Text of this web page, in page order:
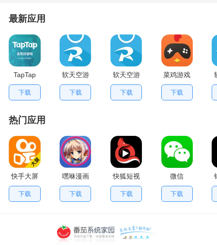
最新应用
TapTap
V2.84.0
手机版
下载
软天空游
戏盒应用
下载
软天空游
戏大全
App
下载
菜鸡游戏
不用排队
版
下载
热门应用
快手大屏
版
下载
嘿咻漫画
下载
快狐短视
频
下载
微信
下载